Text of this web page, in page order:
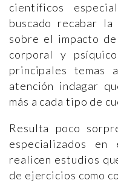
científicos
buscado recabar
sobre el impacto
corporal y
principales temas
atención indagar
más a cada tipo de
Resulta poco
especializados
realicen estudios
de ejercicios como